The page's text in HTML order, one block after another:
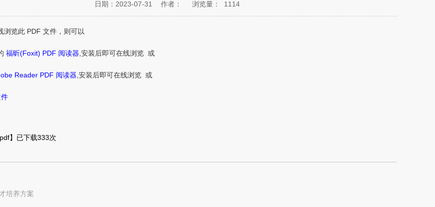
日期：2023-07-31 作者： 浏览量： 1114
浏览此 PDF 文件，则可以
福昕(Foxit) PDF 阅读器 ,安装后即可在线浏览 或
Reader PDF 阅读器 ,安装后即可在线浏览 或
】已下载333次
培养方案